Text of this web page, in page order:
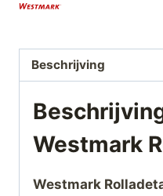
Beschrijving
Westmark
Westmark